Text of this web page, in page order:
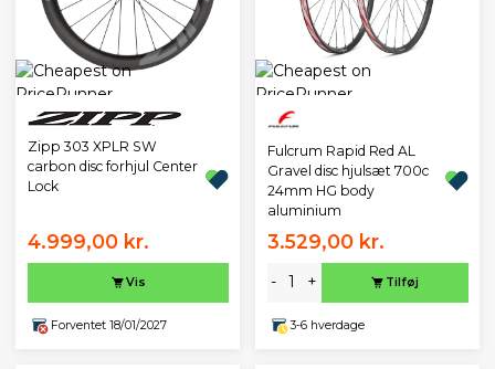
Zipp 303 XPLR SW
carbon disc forhjul Center
Lock
4.999,00 kr.
Vis
Forventet 18/01/2027
Fulcrum Rapid Red AL
Gravel disc hjulsæt 700c
24mm HG body
aluminium
3.529,00 kr.
- + Tilføj
3-6 hverdage